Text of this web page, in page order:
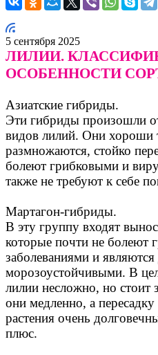
5 сентября 2025
ЛИЛИИ.
ОСОБЕННОСТИ
Азиатские гибриды.
Эти гибриды произошли
видов лилий. Они хороши
размножаются, стойко
болеют грибковыми и
также не требуют к себе
Мартагон-гибриды.
В эту группу входят
которые почти не болеют
заболеваниями и
морозоустойчивыми. В
лилии несложно, но стоит
они медленно, а
растения очень
плюс.